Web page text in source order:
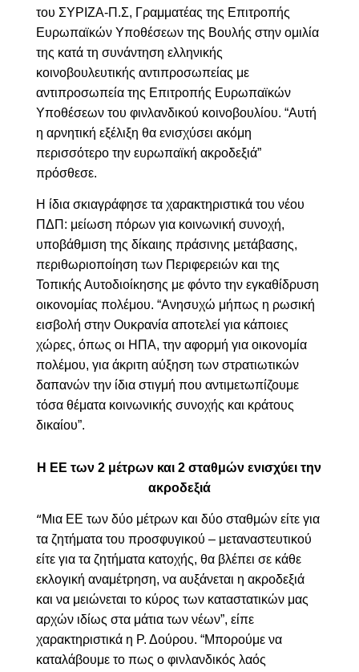
του ΣΥΡΙΖΑ-Π.Σ, Γραμματέας της Επιτροπής
Ευρωπαϊκών Υποθέσεων της Βουλής στην ομιλία
της κατά τη συνάντηση ελληνικής
κοινοβουλευτικής αντιπροσωπείας με
αντιπροσωπεία της Επιτροπής Ευρωπαϊκών
Υποθέσεων του φινλανδικού κοινοβουλίου. “Αυτή
η αρνητική εξέλιξη θα ενισχύσει ακόμη
περισσότερο την ευρωπαϊκή ακροδεξιά”
πρόσθεσε.
Η ίδια σκιαγράφησε τα χαρακτηριστικά του νέου
ΠΔΠ: μείωση πόρων για κοινωνική συνοχή,
υποβάθμιση της δίκαιης πράσινης μετάβασης,
περιθωριοποίηση των Περιφερειών και της
Τοπικής Αυτοδιοίκησης με φόντο την εγκαθίδρυση
οικονομίας πολέμου. “Ανησυχώ μήπως η ρωσική
εισβολή στην Ουκρανία αποτελεί για κάποιες
χώρες, όπως οι ΗΠΑ, την αφορμή για οικονομία
πολέμου, για άκριτη αύξηση των στρατιωτικών
δαπανών την ίδια στιγμή που αντιμετωπίζουμε
τόσα θέματα κοινωνικής συνοχής και κράτους
δικαίου”.
Η ΕΕ των 2 μέτρων και 2 σταθμών ενισχύει την
ακροδεξιά
“Μια ΕΕ των δύο μέτρων και δύο σταθμών είτε για
τα ζητήματα του προσφυγικού – μεταναστευτικού
είτε για τα ζητήματα κατοχής, θα βλέπει σε κάθε
εκλογική αναμέτρηση, να αυξάνεται η ακροδεξιά
και να μειώνεται το κύρος των καταστατικών μας
αρχών ιδίως στα μάτια των νέων”, είπε
χαρακτηριστικά η Ρ. Δούρου. “Μπορούμε να
καταλάβουμε το πως ο φινλανδικός λαός